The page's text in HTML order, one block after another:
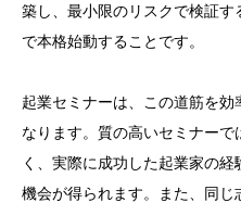
築し、最小限のリスクで検証
で本格始動することです。
起業セミナーは、この道筋を
なります。質の高いセミナー
く、実際に成功した起業家の
機会が得られます。また、同